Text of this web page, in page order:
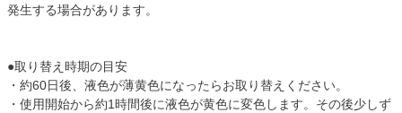
発生する場合があります。
●取り替え時期の目安
・約60日後、液色が薄黄色になったらお取り替えください。
・使用開始から約1時間後に液色が黄色に変色します。その後少しず